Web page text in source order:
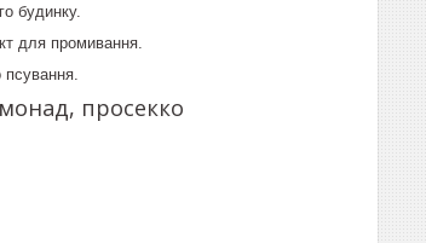
будинку.
для промивання.
просекко